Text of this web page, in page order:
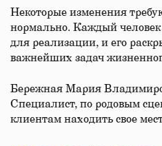
Некоторые изменения
нормально. Каждый
для реализации, и его
важнейших задач
Бережная Мария
Специалист, по родовым
клиентам находить свое